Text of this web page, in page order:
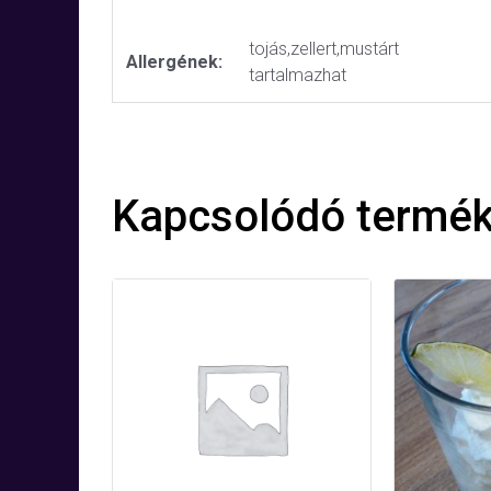
Allergének:
tojás,zellert,mustárt
tartalmazhat
Kapcsolódó